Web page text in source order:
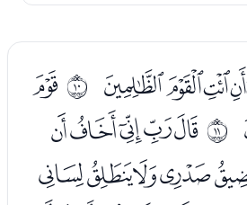
ﰉ ﮥ
ﰊﮫﮬﮭﮮﮯ